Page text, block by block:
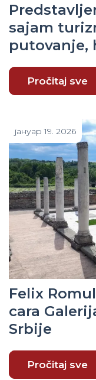
sajam
putovanje,
Pročitaj sve
јануар 19. 2026
Felix
cara
Srbije
Pročitaj sve